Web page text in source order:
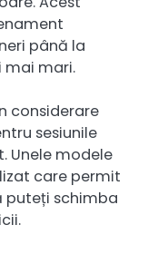
până la
mai mari.
considerare
sesiunile
Unele modele
care permit
puteți schimba